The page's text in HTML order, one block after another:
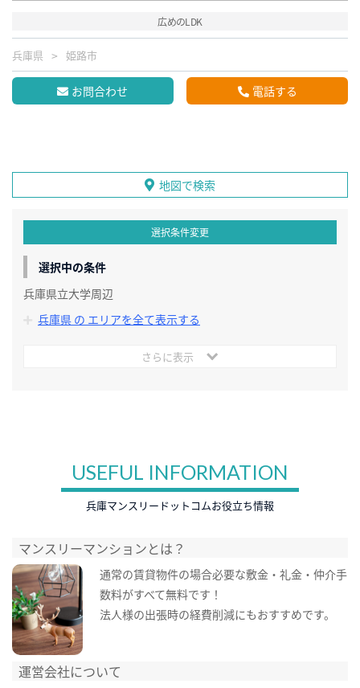
広めのLDK
兵庫県 姫路市
お問合わせ 電話する
地図で検索
選択条件変更
選択中の条件
兵庫県立大学周辺
兵庫県 の エリアを全て表示する
さらに表示
USEFUL INFORMATION
兵庫マンスリードットコムお役立ち情報
マンスリーマンションとは？
通常の賃貸物件の場合必要な敷金・礼金・仲介手
数料がすべて無料です！
法人様の出張時の経費削減にもおすすめです。
運営会社について